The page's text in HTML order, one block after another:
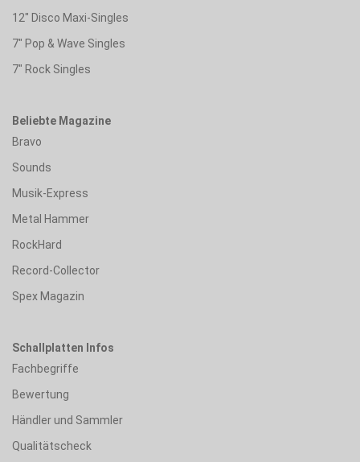
12" Disco Maxi-Singles
7" Pop & Wave Singles
7" Rock Singles
Beliebte Magazine
Bravo
Sounds
Musik-Express
Metal Hammer
RockHard
Record-Collector
Spex Magazin
Schallplatten Infos
Fachbegriffe
Bewertung
Händler und Sammler
Qualitätscheck